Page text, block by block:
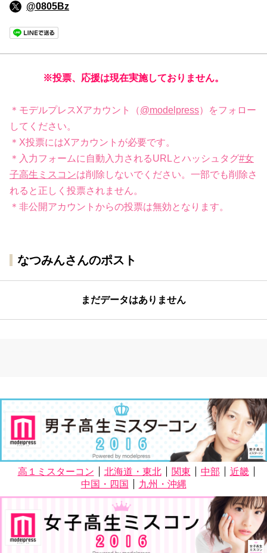
@0805Bz
※投票、応援は現在実施しておりません。
＊モデルプレスXアカウント（@modelpress）をフォロー
してください。
＊X投票にはXアカウントが必要です。
＊入力フォームに自動入力されるURLとハッシュタグ#女
子高生ミスコンは削除しないでください。一部でも削除さ
れると正しく投票されません。
＊非公開アカウントからの投票は無効となります。
なつみんさんのポスト
まだデータはありません
高１ミスターコン 北海道・東北 関東 中部
近畿
中国・四国
九州・沖縄